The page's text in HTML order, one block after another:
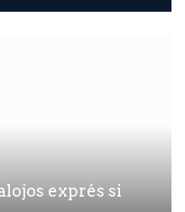
exprés si